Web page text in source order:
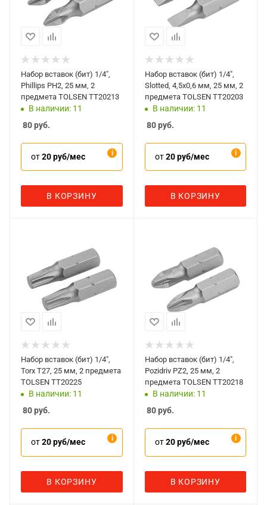
Набор вставок (бит) 1/4",
Phillips PH2, 25 мм, 2
предмета TOLSEN TT20213
В наличии: 11
80руб.
от20 руб/мес
В КОРЗИНУ
Набор вставок (бит) 1/4",
Slotted, 4,5x0,6 мм, 25 мм, 2
предмета TOLSEN TT20203
В наличии: 11
80руб.
от20 руб/мес
В КОРЗИНУ
Набор вставок (бит) 1/4",
Torx T27, 25 мм, 2 предмета
TOLSEN TT20225
В наличии: 11
80руб.
от20 руб/мес
В КОРЗИНУ
Набор вставок (бит) 1/4",
Pozidriv PZ2, 25 мм, 2
предмета TOLSEN TT20218
В наличии: 11
80руб.
от20 руб/мес
В КОРЗИНУ